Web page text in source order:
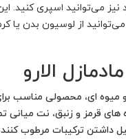
می‌توانید اسپری کنید.
از لوسیون بدن
الارو
های قرمز و زنبق، نت
دلیل داشتن ترکیبات